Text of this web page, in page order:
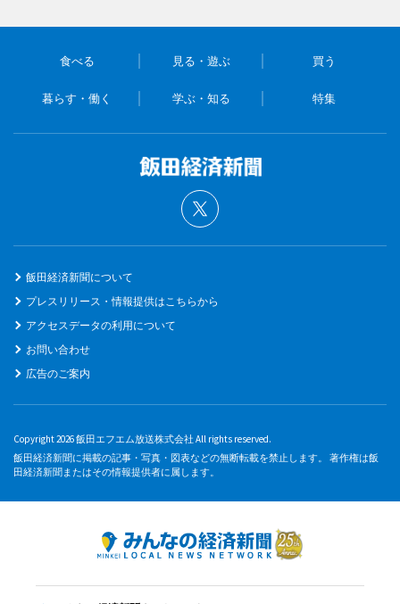
食べる 見る・遊ぶ 買う
暮らす・働く 学ぶ・知る 特集
飯田経済新聞について
プレスリリース・情報提供はこちらから
アクセスデータの利用について
お問い合わせ
広告のご案内
Copyright 2026 飯田エフエム放送株式会社 All rights reserved.
飯田経済新聞に掲載の記事・写真・図表などの無断転載を禁止します。 著作権は飯
田経済新聞またはその情報提供者に属します。